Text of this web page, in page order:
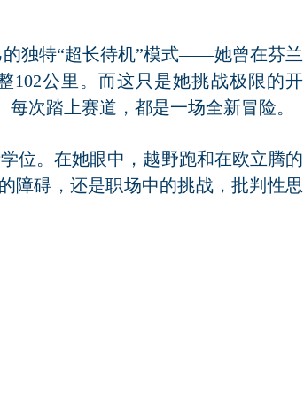
的独特“超长待机”模式——她曾在芬兰
102公里。而这只是她挑战极限的开
次踏上赛道，都是一场全新冒险。
位。在她眼中，越野跑和在欧立腾的
障碍，还是职场中的挑战，批判性思